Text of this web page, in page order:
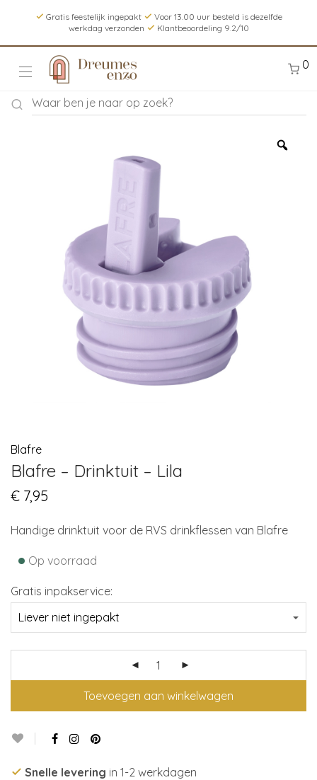
Gratis feestelijk ingepakt
Voor 13.00 uur besteld is dezelfde
werkdag verzonden
Klantbeoordeling 9.2/10
0
Blafre
Blafre – Drinktuit – Lila
€ 7,95
Handige drinktuit voor de RVS drinkflessen van Blafre
• Op voorraad
Gratis inpakservice:
Toevoegen aan winkelwagen
Snelle levering in 1-2 werkdagen